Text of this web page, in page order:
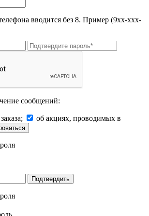
вводится без 8. Пример (9хх-ххх-
сообщений:
об акциях, проводимых в
Подтвердить